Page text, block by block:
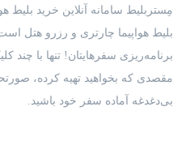
راهکار سازمانی
درباره ما
مِستربلیط سامانه آنلاین خرید بلیط
بلیط هواپیما چارتری و رزرو هتل
برنامه‌ریزی سفرهایتان! تنها با چند
مقصدی که بخواهید تهیه کرده،
بی‌دغدغه آماده سفر خود باشید.